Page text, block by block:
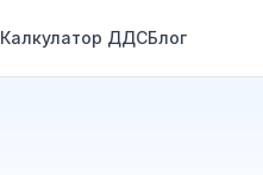
Калкулатор ДДСБлог